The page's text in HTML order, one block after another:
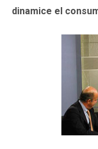
dinamice el